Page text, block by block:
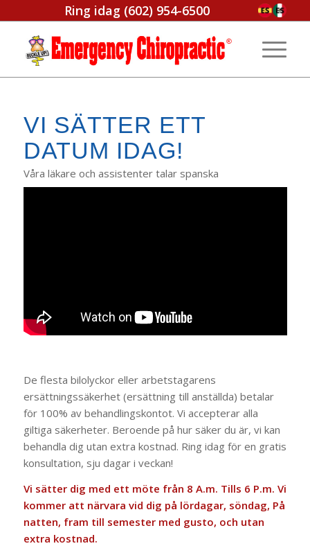
Ring idag (602) 954-6500
VI SÄTTER ETT
DATUM IDAG!
Våra läkare och assistenter talar spanska
De flesta bilolyckor eller arbetstagarens
ersättningssäkerhet (ersättning till anställda) betalar
för 100% av behandlingskontot. Vi accepterar alla
giltiga säkerheter. Beroende på hur säker du är, vi kan
behandla dig utan extra kostnad. Ring idag för en gratis
konsultation, sju dagar i veckan!
Vi sätter dig med ett möte från 8 A.m. Tills 6 P.m. Vi
kommer att närvara vid dig på lördagar, söndag, På
natten, fram till semester med gusto, och utan
extra kostnad.